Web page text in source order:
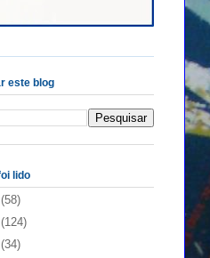
este blog
lido
(58)
(124)
(34)